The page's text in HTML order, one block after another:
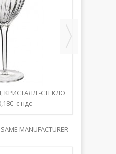
КРИСТАЛЛ -СТЕКЛО
с ндс
MANUFACTURER